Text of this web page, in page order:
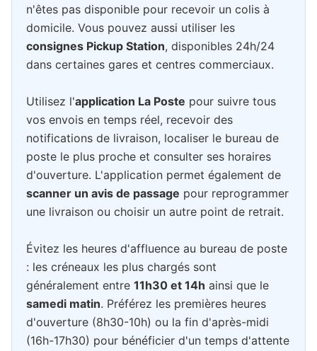
n'êtes pas disponible pour recevoir un colis à
domicile. Vous pouvez aussi utiliser les
consignes Pickup Station, disponibles 24h/24
dans certaines gares et centres commerciaux.
Utilisez l'application La Poste pour suivre tous
vos envois en temps réel, recevoir des
notifications de livraison, localiser le bureau de
poste le plus proche et consulter ses horaires
d'ouverture. L'application permet également de
scanner un avis de passage pour reprogrammer
une livraison ou choisir un autre point de retrait.
Évitez les heures d'affluence au bureau de poste
: les créneaux les plus chargés sont
généralement entre 11h30 et 14h ainsi que le
samedi matin. Préférez les premières heures
d'ouverture (8h30-10h) ou la fin d'après-midi
(16h-17h30) pour bénéficier d'un temps d'attente